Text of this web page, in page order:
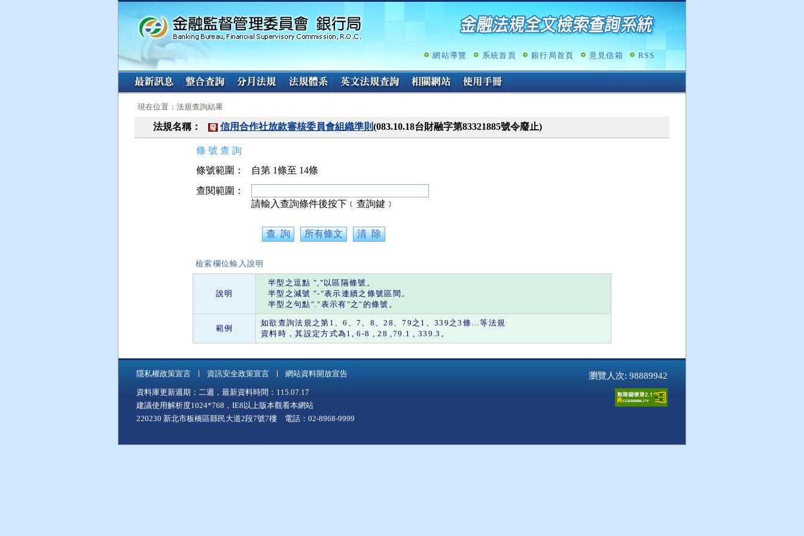
跳
容
網站導覽 系統首頁 銀行局首頁 意見信箱 RSS
:::
現在位置：法規查詢結果
法規名稱： 廢 信用合作社放款審核委員會組織準則(083.10.18台財融字第83321885號令廢止)
條 號 查 詢
條號範圍：
自第 1條至 14條
查閱範圍：
請輸入查詢條件後按下﹝查詢鍵﹞
檢索欄位輸入說明
說明
半型之 逗點 ","以區隔條號。
半型之 減號 "-"表示連續之條號區間。
半型之 句點"."表示有"之"的條號。
範例
如欲查詢法規之第1、6、7、8、28、79之1、339之3條…等法規
資料時，其設定方式為1, 6-8 , 28 ,79.1 , 339.3。
隱私權政策宣言 資訊安全政策宣言 網站資料開放宣告 瀏覽人次: 98889942
資料庫更新週期：二週，最新資料時間：115.07.17
建議使用解析度1024*768，IE8以上版本觀看本網站
220230 新北市板橋區縣民大道2段7號7樓 電話：02-8968-9999